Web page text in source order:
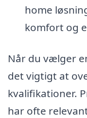
home
komfort og
Når du vælger
det vigtigt at
kvalifikationer.
har ofte